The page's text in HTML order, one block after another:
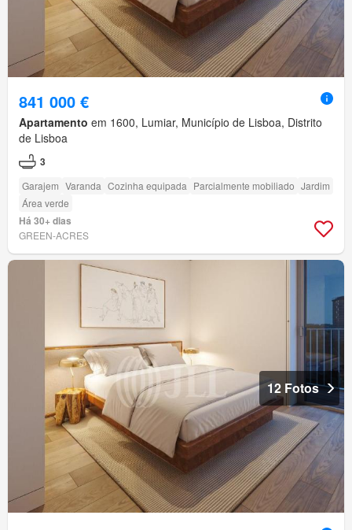
841 000 €
Apartamento em 1600, Lumiar, Município de Lisboa, Distrito
de Lisboa
3
Garajem Varanda Cozinha equipada Parcialmente mobiliado Jardim
Área verde
Há 30+ dias
GREEN-ACRES
12 Fotos